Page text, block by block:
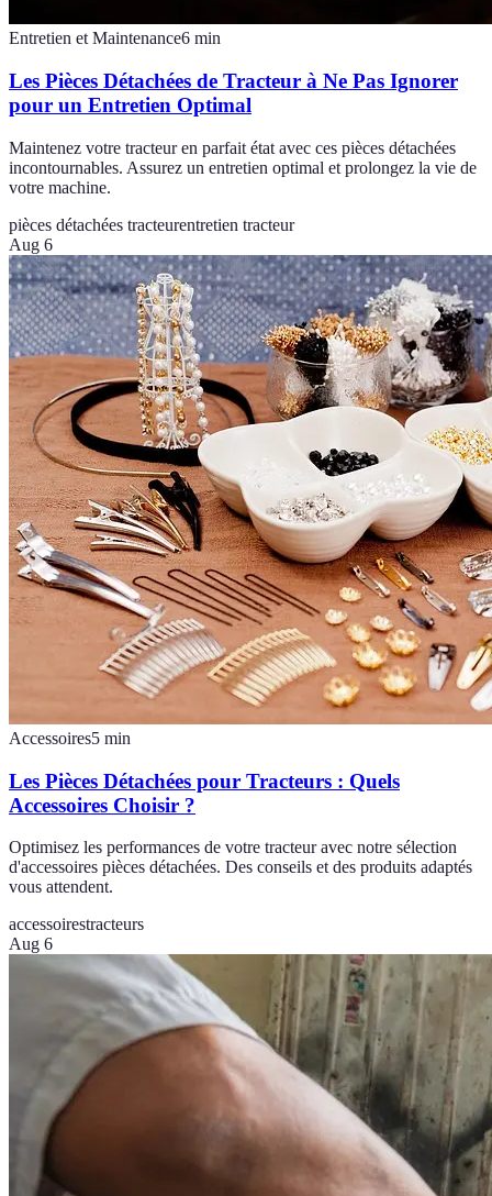
Entretien et Maintenance6 min
Les Pièces Détachées de Tracteur à Ne Pas Ignorer
pour un Entretien Optimal
Maintenez votre tracteur en parfait état avec ces pièces détachées
incontournables. Assurez un entretien optimal et prolongez la vie de
votre machine.
pièces détachées tracteurentretien tracteur
Aug 6
Accessoires5 min
Les Pièces Détachées pour Tracteurs : Quels
Accessoires Choisir ?
Optimisez les performances de votre tracteur avec notre sélection
d'accessoires pièces détachées. Des conseils et des produits adaptés
vous attendent.
accessoirestracteurs
Aug 6